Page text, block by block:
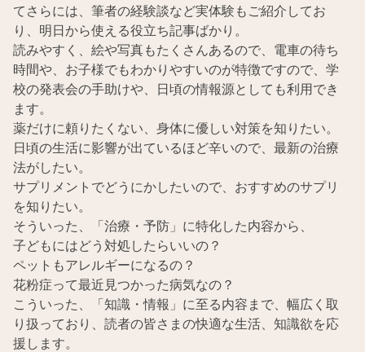
てさらには、筆者の経験談など実体験もご紹介してお
り、明日から使える役立ち記事ばかり。
読みやすく、絵や写真もたくさんあるので、電車の待ち
時間や、お子様でもわかりやすいのが特徴ですので、学
校の発表会の手助けや、日頃の情報源としても利用でき
ます。
薬だけに頼りたくない、身体に優しい対策を知りたい。
日頃の生活に影響が出ているほど辛いので、最新の治療
法がしたい。
サプリメントでどうにかしたいので、おすすめのサプリ
を知りたい。
そういった、「治療・予防」に特化した内容から、
子どもにはどう対処したらいいの？
ペットもアレルギーになるの？
花粉症って最近見つかった病気なの？
こういった、「知識・情報」に至る内容まで、幅広く取
り扱っており、読者の皆さまの快適な生活、知識欲を応
援します。